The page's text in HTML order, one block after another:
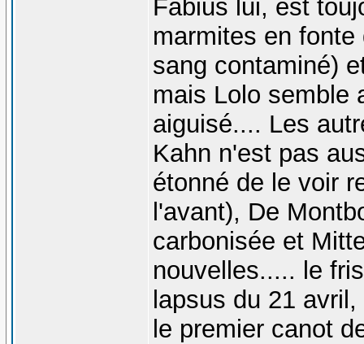
Fabius lui, est
marmites en
sang contaminé)
mais Lolo semble
aiguisé.... Les
Kahn n'est pas
étonné de le voir
l'avant), De
carbonisée et
nouvelles..... le
lapsus du 21
le premier canot